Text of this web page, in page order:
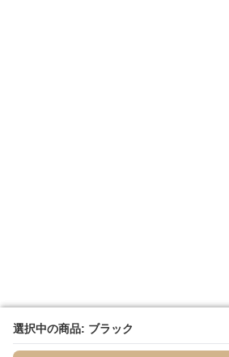
選択中の商品: ブラック
選択中の商品: ブラック